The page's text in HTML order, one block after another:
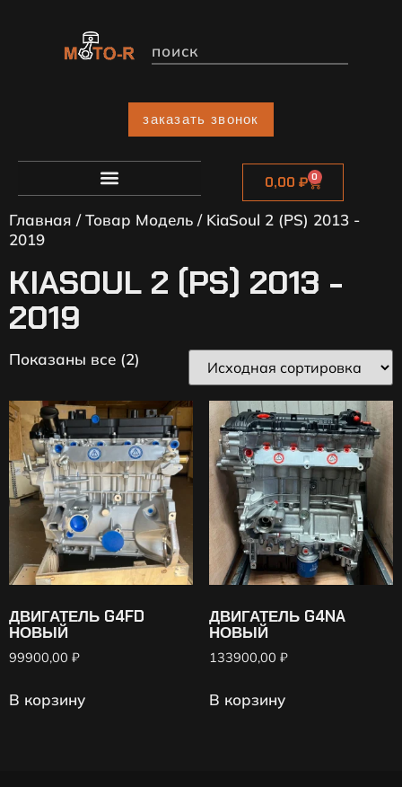
заказать звонок
0,00 ₽ 0
Главная / Товар Модель / KiaSoul 2 (PS) 2013 -
2019
KIASOUL 2 (PS) 2013 -
2019
Показаны все (2)
ДВИГАТЕЛЬ G4FD
НОВЫЙ
99900,00 ₽
В корзину
ДВИГАТЕЛЬ G4NA
НОВЫЙ
133900,00 ₽
В корзину